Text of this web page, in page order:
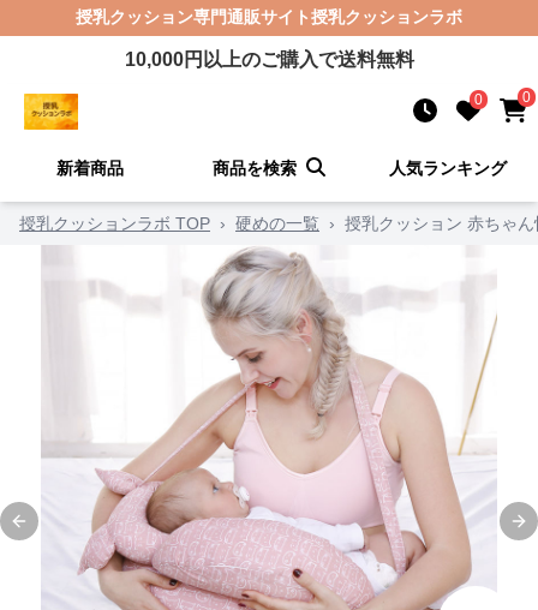
授乳クッション専門通販サイト授乳クッションラボ
10,000円以上のご購入で送料無料
0 0
新着商品 商品を検索 人気ランキング
授乳クッションラボ TOP › 硬めの一覧 › 授乳クッション 赤ちゃ
Previous slide